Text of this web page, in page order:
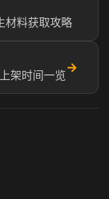
材料获取攻略
架时间一览
→